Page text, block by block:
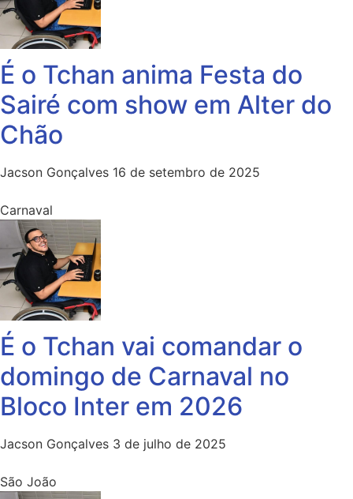
É o Tchan anima Festa do
Sairé com show em Alter do
Chão
Jacson Gonçalves 16 de setembro de 2025
Carnaval
É o Tchan vai comandar o
domingo de Carnaval no
Bloco Inter em 2026
Jacson Gonçalves 3 de julho de 2025
São João